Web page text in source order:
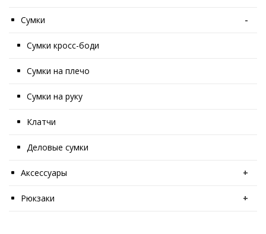
Сумки -
Сумки кросс-боди
Сумки на плечо
Сумки на руку
Клатчи
Деловые сумки
Аксессуары +
Рюкзаки +